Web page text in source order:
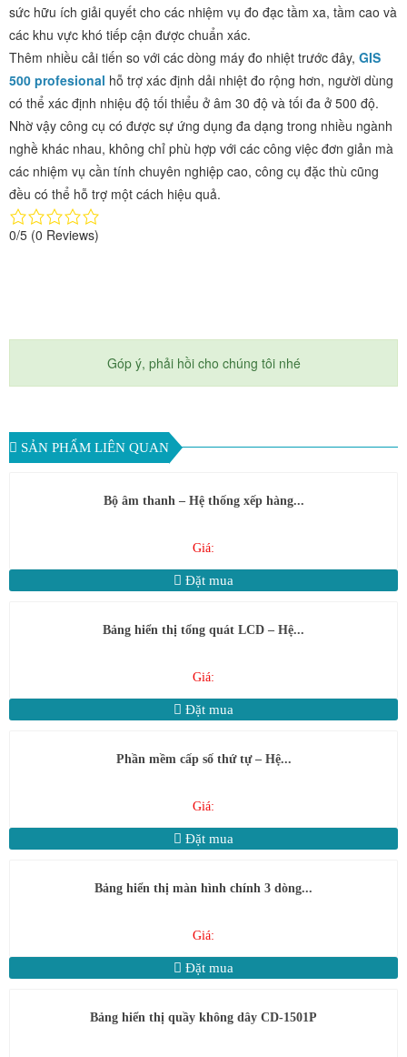
sức hữu ích giải quyết cho các nhiệm vụ đo đạc tầm xa, tầm cao và
các khu vực khó tiếp cận được chuẩn xác.
Thêm nhiều cải tiến so với các dòng máy đo nhiệt trước đây, GIS
500 profesional hỗ trợ xác định dải nhiệt đo rộng hơn, người dùng
có thể xác định nhiệu độ tối thiểu ở âm 30 độ và tối đa ở 500 độ.
Nhờ vậy công cụ có được sự ứng dụng đa dạng trong nhiều ngành
nghề khác nhau, không chỉ phù hợp với các công việc đơn giản mà
các nhiệm vụ cần tính chuyên nghiệp cao, công cụ đặc thù cũng
đều có thể hỗ trợ một cách hiệu quả.
0/5 (0 Reviews)
Góp ý, phải hồi cho chúng tôi nhé
SẢN PHẨM LIÊN QUAN
Bộ âm thanh – Hệ thống xếp hàng...
Giá:
Đặt mua
Bảng hiển thị tổng quát LCD – Hệ...
Giá:
Đặt mua
Phần mềm cấp số thứ tự – Hệ...
Giá:
Đặt mua
Bảng hiển thị màn hình chính 3 dòng...
Giá:
Đặt mua
Bảng hiển thị quầy không dây CD-1501P